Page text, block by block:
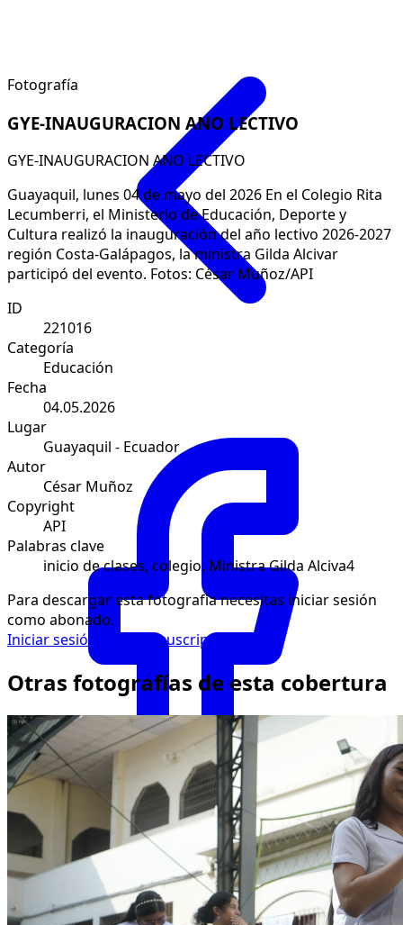
Facebook
Fotografía
GYE-INAUGURACION ANO LECTIVO
GYE-INAUGURACION ANO LECTIVO
Guayaquil, lunes 04 de mayo del 2026 En el Colegio Rita
Lecumberri, el Ministerio de Educación, Deporte y
Cultura realizó la inauguración del año lectivo 2026-2027
región Costa-Galápagos, la ministra Gilda Alcivar
participó del evento. Fotos: César Muñoz/API
ID
221016
Categoría
Educación
Fecha
04.05.2026
Lugar
Guayaquil - Ecuador
Autor
César Muñoz
Copyright
API
Palabras clave
inicio de clases, colegio, Ministra Gilda Alciva4
Para descargar esta fotografía necesitas iniciar sesión
como abonado.
Iniciar sesión
Solicitar suscripción
Otras fotografías de esta cobertura